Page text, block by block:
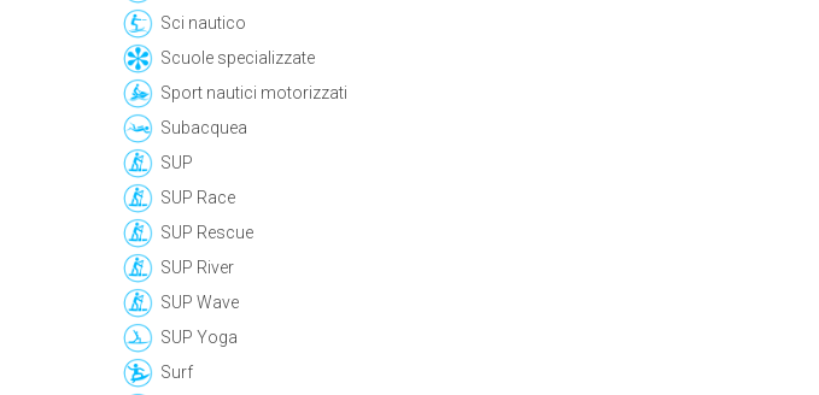
Sci nautico
Scuole specializzate
Sport nautici motorizzati
Subacquea
SUP
SUP Race
SUP Rescue
SUP River
SUP Wave
SUP Yoga
Surf